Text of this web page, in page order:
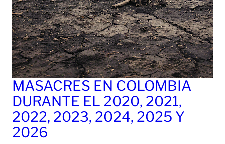
MASACRES EN COLOMBIA
DURANTE EL 2020, 2021,
2022, 2023, 2024, 2025 Y
2026